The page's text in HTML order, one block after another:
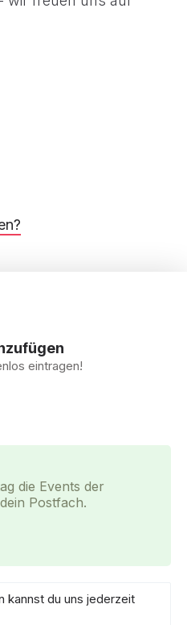
eintragen!
die Events der
Postfach.
kannst du uns jederzeit